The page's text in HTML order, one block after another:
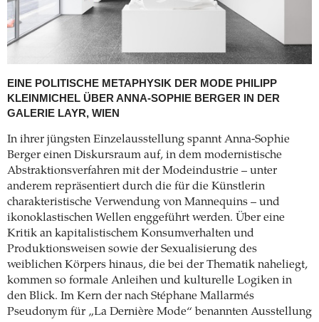
EINE POLITISCHE METAPHYSIK DER MODE PHILIPP
KLEINMICHEL ÜBER ANNA-SOPHIE BERGER IN DER
GALERIE LAYR, WIEN
In ihrer jüngsten Einzelausstellung spannt Anna-Sophie
Berger einen Diskursraum auf, in dem modernistische
Abstraktionsverfahren mit der Modeindustrie – unter
anderem repräsentiert durch die für die Künstlerin
charakteristische Verwendung von Mannequins – und
ikonoklastischen Wellen enggeführt werden. Über eine
Kritik an kapitalistischem Konsumverhalten und
Produktionsweisen sowie der Sexualisierung des
weiblichen Körpers hinaus, die bei der Thematik naheliegt,
kommen so formale Anleihen und kulturelle Logiken in
den Blick. Im Kern der nach Stéphane Mallarmés
Pseudonym für „La Dernière Mode“ benannten Ausstellung